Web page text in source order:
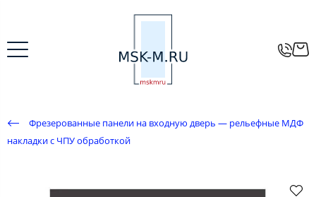
Фрезерованные панели на входную дверь — рельефные МДФ
накладки с ЧПУ обработкой